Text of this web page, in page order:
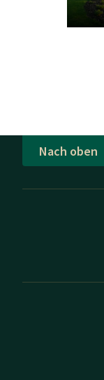
Nach oben